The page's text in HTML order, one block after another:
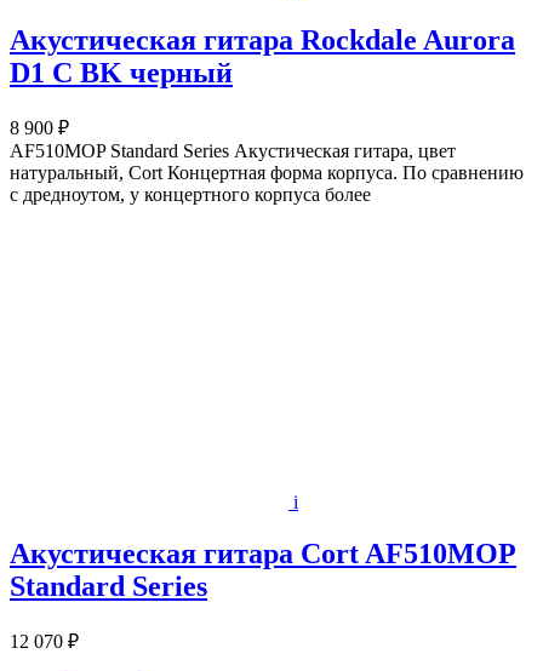
Акустическая гитара Rockdale Aurora
D1 C BK черный
8 900 ₽
AF510MOP Standard Series Акустическая гитара, цвет
натуральный, Cort Концертная форма корпуса. По сравнению
с дредноутом, у концертного корпуса более
i
Акустическая гитара Cort AF510MOP
Standard Series
12 070 ₽